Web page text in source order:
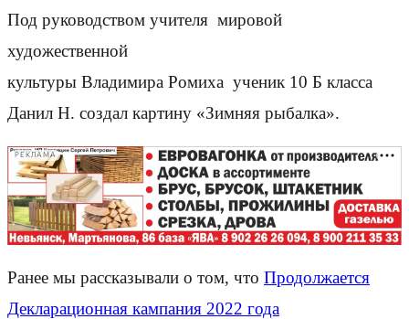
Под руководством учителя мировой
художественной
культуры Владимира Ромиха ученик 10 Б класса
Данил Н. создал картину «Зимняя рыбалка».
РЕКЛАМА
Ранее мы рассказывали о том, что Продолжается
Декларационная кампания 2022 года